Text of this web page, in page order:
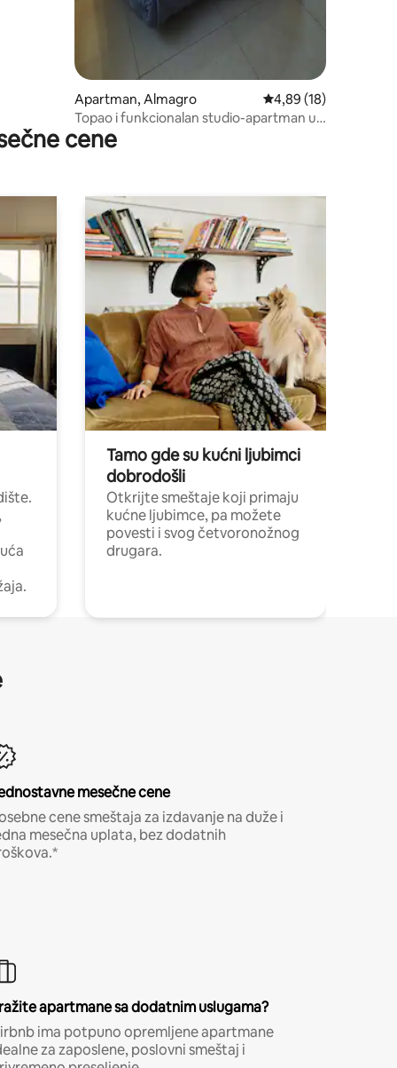
Apartman, Almagro Prosečna ocena 4,89
4,89 (18)
Topao i funkcionalan studio-apartman u
Almagru
cene
Tamo gde su kućni ljubimci
dobrodošli
Otkrijte smeštaje koji primaju
kućne ljubimce, pa možete
povesti i svog četvoronožnog
drugara.
mesečne cene
cene smeštaja za izdavanje na duže i
mesečna uplata, bez dodatnih
apartmane sa dodatnim uslugama?
ima potpuno opremljene apartmane
za zaposlene, poslovni smeštaj i